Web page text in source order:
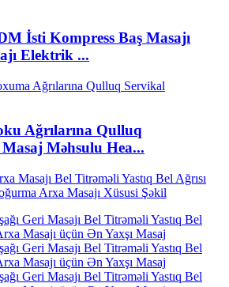
İsti Kompress Baş Masajı
Elektrik ...
Ağrılarına Qulluq
Məhsulu Hea...